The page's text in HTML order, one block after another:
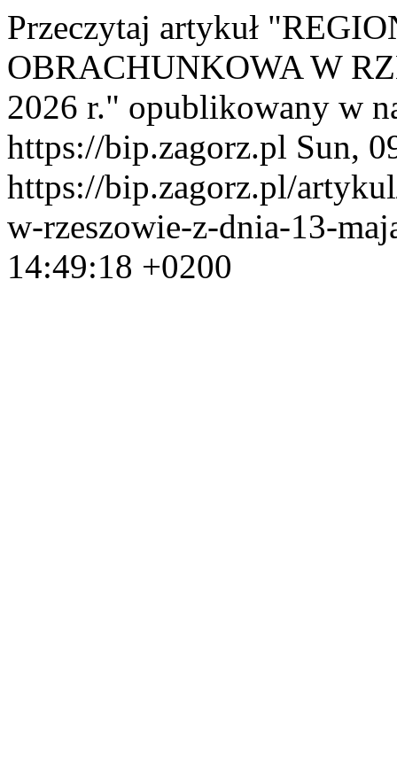
Przeczytaj artykuł
OBRACHUNKOWA W
2026 r." opublikowany w
https://bip.zagorz.pl Sun,
https://bip.zagorz.pl/
w-rzeszowie-z-dnia-13-
14:49:18 +0200